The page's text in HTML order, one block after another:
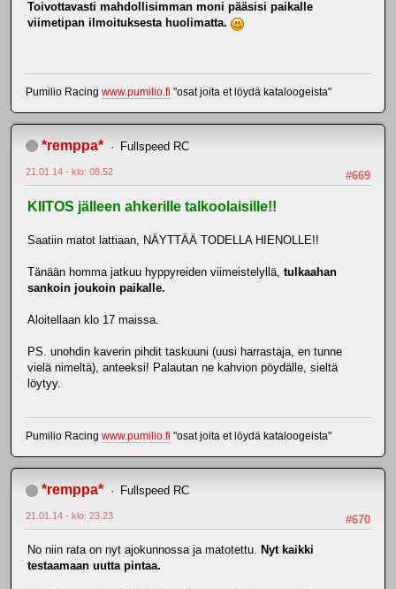
Toivottavasti mahdollisimman moni pääsisi paikalle
viimetipan ilmoituksesta huolimatta.
Pumilio Racing www.pumilio.fi "osat joita et löydä kataloogeista"
*remppa* Fullspeed RC
#669
21.01.14 - klo: 08.52
KIITOS jälleen ahkerille talkoolaisille!!
Saatiin matot lattiaan, NÄYTTÄÄ TODELLA HIENOLLE!!
Tänään homma jatkuu hyppyreiden viimeistelyllä, tulkaahan
sankoin joukoin paikalle.
Aloitellaan klo 17 maissa.
PS. unohdin kaverin pihdit taskuuni (uusi harrastaja, en tunne
vielä nimeltä), anteeksi! Palautan ne kahvion pöydälle, sieltä
löytyy.
Pumilio Racing www.pumilio.fi "osat joita et löydä kataloogeista"
*remppa* Fullspeed RC
#670
21.01.14 - klo: 23.23
No niin rata on nyt ajokunnossa ja matotettu. Nyt kaikki
testaamaan uutta pintaa.